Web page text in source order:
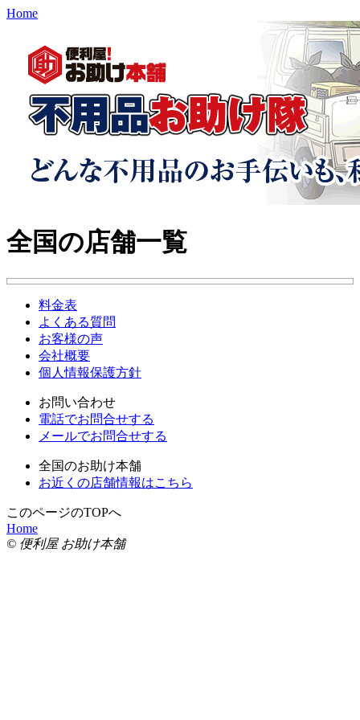
Home
全国の店舗一覧
料金表
よくある質問
お客様の声
会社概要
個人情報保護方針
お問い合わせ
電話でお問合せする
メールでお問合せする
全国のお助け本舗
お近くの店舗情報はこちら
このページのTOPへ
Home
© 便利屋 お助け本舗